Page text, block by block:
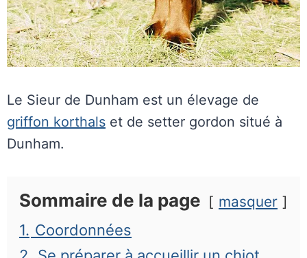
Le Sieur de Dunham est un élevage de
griffon korthals et de setter gordon situé à
Dunham.
Sommaire de la page masquer
1. Coordonnées